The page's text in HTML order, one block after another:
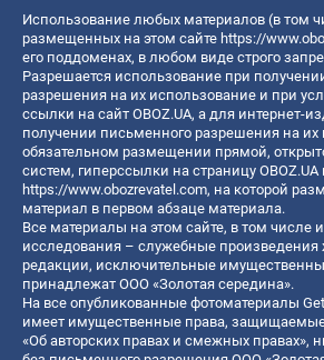
Использование любых материалов (в том
размещенных на этом сайте https://
его поддоменах, в любом виде строго
Разрешается использование при
разрешения на их использование и при
ссылки на сайт OBOZ.UA, а для интернет-
получении письменного разрешения на их
обязательном размещении прямой,
систем, гиперссылки на страницу
https://www.obozrevatel.com, на которой
материал в первом абзаце материала.
Все материалы на этом сайте, в том числе
исследования – служебные произведения
редакции, исключительные
принадлежат ООО «Золотая середина».
На все опубликованные фотоматериалы
имеет имущественные права,
«Об авторских правах и смежных правах»,